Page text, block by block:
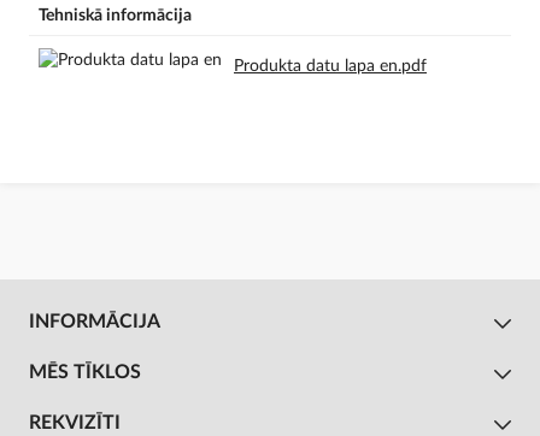
Tehniskā informācija
Produkta datu lapa en.pdf
INFORMĀCIJA
MĒS TĪKLOS
REKVIZĪTI